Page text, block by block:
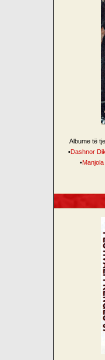
Albume të
•Dashnor
•